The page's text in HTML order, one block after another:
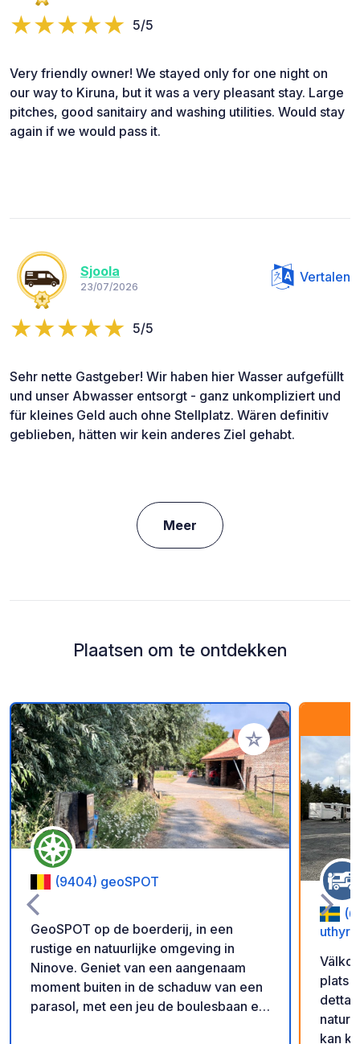
5/5
Very friendly owner! We stayed only for one night on
our way to Kiruna, but it was a very pleasant stay. Large
pitches, good sanitairy and washing utilities. Would stay
again if we would pass it.
Sjoola
23/07/2026
Vertalen
5/5
Sehr nette Gastgeber! Wir haben hier Wasser aufgefüllt
und unser Abwasser entsorgt - ganz unkompliziert und
für kleines Geld auch ohne Stellplatz. Wären definitiv
geblieben, hätten wir kein anderes Ziel gehabt.
Meer
Plaatsen om te ontdekken
Voeg toe aan je
(9404) geoSPOT
GeoSPOT op de boerderij, in een
rustige en natuurlijke omgeving in
Ninove. Geniet van een aangenaam
moment buiten in de schaduw van een
parasol, met een jeu de boulesbaan en
plats
detta
natur
kan